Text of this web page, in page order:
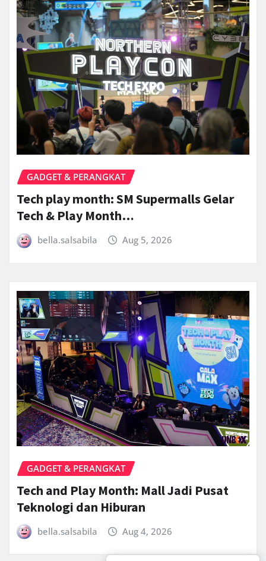
GADGET & PERANGKAT
Tech play month: SM Supermalls Gelar
Tech & Play Month…
bella.salsabila Aug 5, 2026
GADGET & PERANGKAT
Tech and Play Month: Mall Jadi Pusat
Teknologi dan Hiburan
bella.salsabila Aug 4, 2026